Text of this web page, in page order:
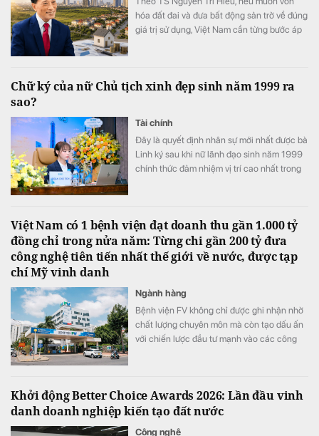
hóa đất đai và đưa bất động sản trở về đúng
giá trị sử dụng, Việt Nam cần từng bước áp
Chữ ký của nữ Chủ tịch xinh đẹp sinh năm 1999 ra
sao?
Tài chính
Đây là quyết định nhân sự mới nhất được bà
Linh ký sau khi nữ lãnh đạo sinh năm 1999
chính thức đảm nhiệm vị trí cao nhất trong
Việt Nam có 1 bệnh viện đạt doanh thu gần 1.000 tỷ
đồng chỉ trong nửa năm: Từng chi gần 200 tỷ đưa
công nghệ tiên tiến nhất thế giới về nước, được tạp
chí Mỹ vinh danh
Ngành hàng
Bệnh viện FV không chỉ được ghi nhận nhờ
chất lượng chuyên môn mà còn tạo dấu ấn
với chiến lược đầu tư mạnh vào các công
Khởi động Better Choice Awards 2026: Lần đầu vinh
danh doanh nghiệp kiến tạo đất nước
Công nghệ